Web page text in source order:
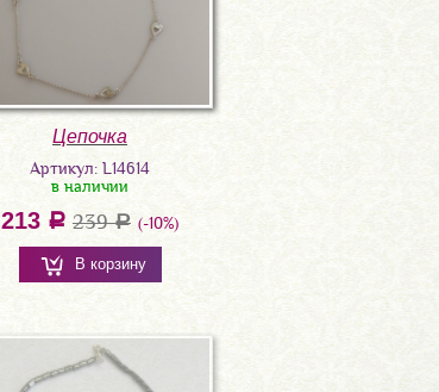
Цепочка
Артикул: L14614
в наличии
213 a 239a (-10%)
В корзину